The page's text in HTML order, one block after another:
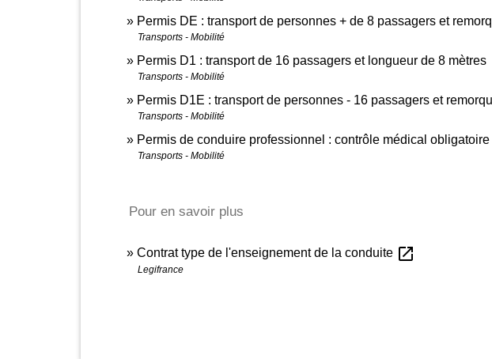
Permis DE : transport de personnes + de 8 passagers et
Transports - Mobilité
Permis D1 : transport de 16 passagers et longueur de 8 mètres
Transports - Mobilité
Permis D1E : transport de personnes - 16 passagers et
Transports - Mobilité
Permis de conduire professionnel : contrôle médical obligatoire
Transports - Mobilité
Pour en savoir plus
Contrat type de l'enseignement de la conduite open_in_new
Legifrance